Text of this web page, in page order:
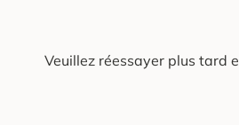
Veuillez réessayer plus tard